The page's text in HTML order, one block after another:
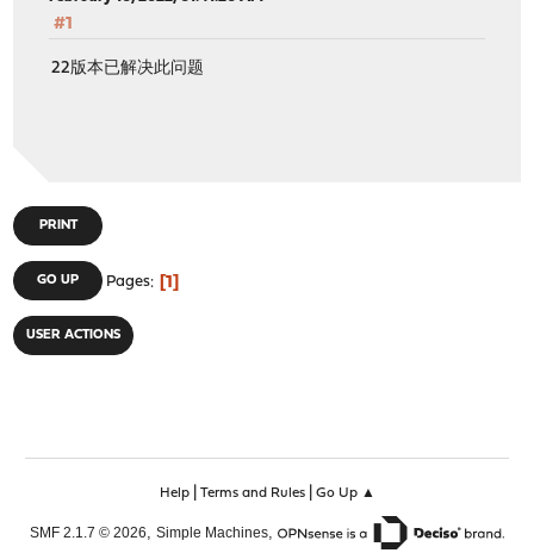
#1
22版本已解决此问题
PRINT
GO UP Pages 1
USER ACTIONS
Help| Terms and Rules| Go Up ▲
SMF 2.1.7 © 2026, Simple Machines,